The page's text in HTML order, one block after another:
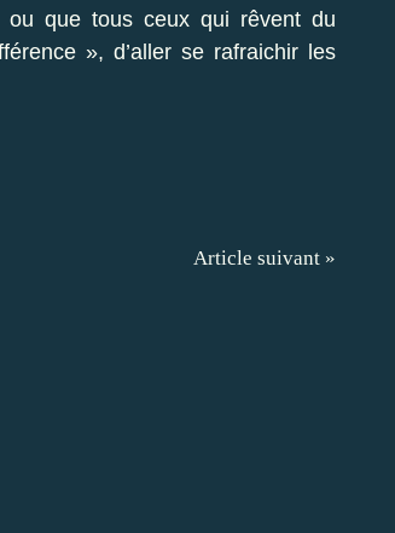
ou que tous ceux qui rêvent du
», d’aller se rafraichir les
Article suivant »